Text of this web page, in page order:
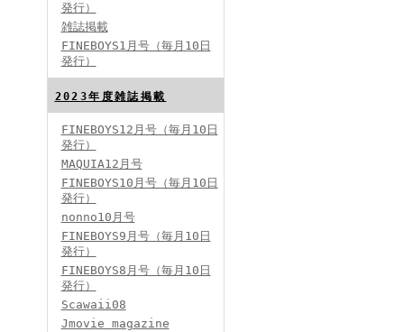
FINEBOYS2024年2月号
2024分バックナンバー
2023分バックナンバー
2022年分バックナンバー
2019年分バックナンバー
2018年分バックナンバー
2017年分バックナンバー
2016年分バックナンバー
2014年分バックナンバー
発行）
雑誌掲載
FINEBOYS1月号（毎月10日
発行）
2023年度雑誌掲載
FINEBOYS12月号（毎月10日
発行）
MAQUIA12月号
FINEBOYS10月号（毎月10日
発行）
nonno10月号
FINEBOYS9月号（毎月10日
発行）
FINEBOYS8月号（毎月10日
発行）
Scawaii08
Jmovie magazine